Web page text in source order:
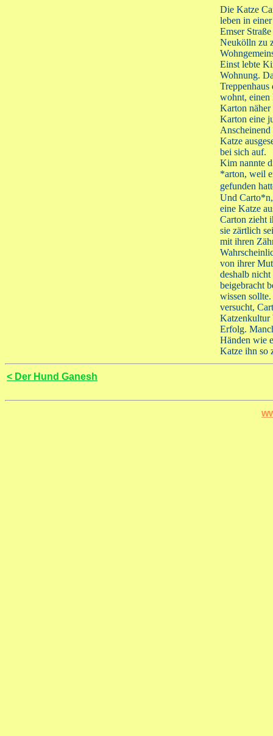
Die Katze
leben in
Emser
Neukölln zu
Einst lebte
Wohnung.
Treppenhaus
wohnt, einen
Karton näher
Karton eine
Katze
bei sich auf.
Kim nannte
*arton, weil
gefunden
Und
eine Katze
Carton zieht
sie zärtlich
mit ihren
von ihrer
deshalb
beigebracht
wissen
versucht,
Katzenkultur
Erfolg.
Händen wie
Katze ihn so
< Der Hund Ganesh